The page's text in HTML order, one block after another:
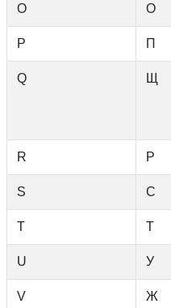
O О
P П
Q Щ
R Р
S С
T Т
U У
V Ж